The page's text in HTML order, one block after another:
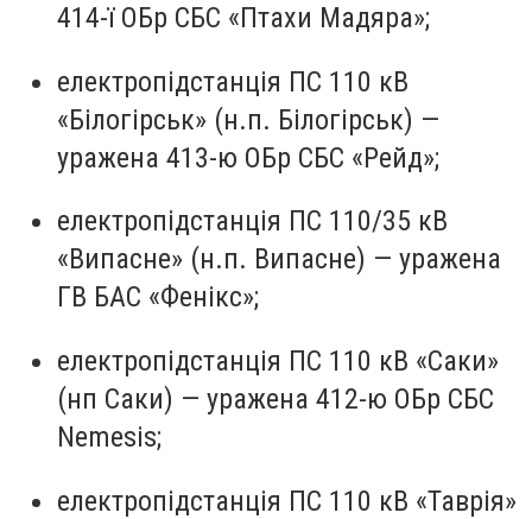
414-ї ОБр СБС «Птахи Мадяра»;
електропідстанція ПС 110 кВ
«Білогірськ» (н.п. Білогірськ) —
уражена 413-ю ОБр СБС «Рейд»;
електропідстанція ПС 110/35 кВ
«Випасне» (н.п. Випасне) — уражена
ГВ БАС «Фенікс»;
електропідстанція ПС 110 кВ «Саки»
(нп Саки) — уражена 412-ю ОБр СБС
Nemesis;
електропідстанція ПС 110 кВ «Таврія»